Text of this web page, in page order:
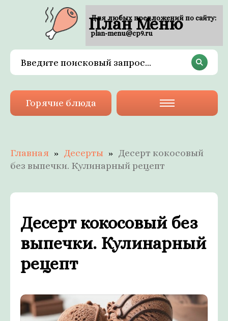
План Меню
Горячие блюда
Главная Десерты
Десерт кокосовый
без выпечки. Кулинарный рецепт
Десерт кокосовый без
выпечки. Кулинарный
рецепт
Для любых предложений по сайту:
plan-menu@cp9.ru